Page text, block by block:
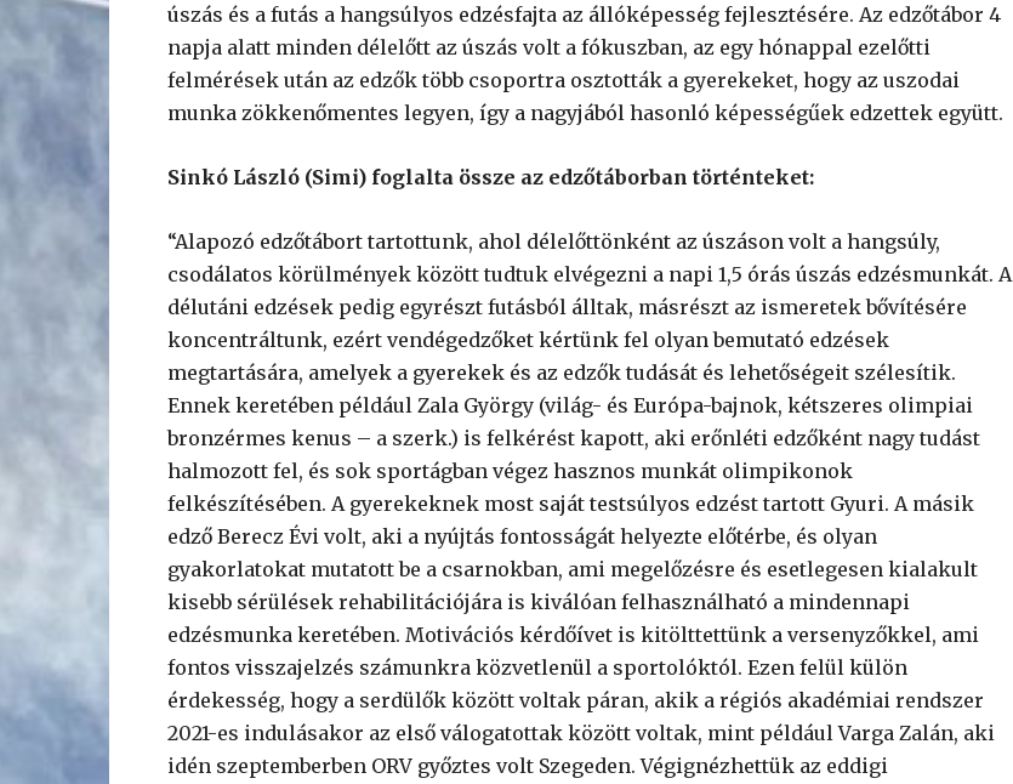
úszás és a futás a hangsúlyos edzésfajta az állóképesség fejlesztésére. Az edzőtábor 4
napja alatt minden délelőtt az úszás volt a fókuszban, az egy hónappal ezelőtti
felmérések után az edzők több csoportra osztották a gyerekeket, hogy az uszodai
munka zökkenőmentes legyen, így a nagyjából hasonló képességűek edzettek együtt.
Sinkó László (Simi) foglalta össze az edzőtáborban történteket:
“Alapozó edzőtábort tartottunk, ahol délelőttönként az úszáson volt a hangsúly,
csodálatos körülmények között tudtuk elvégezni a napi 1,5 órás úszás edzésmunkát. A
délutáni edzések pedig egyrészt futásból álltak, másrészt az ismeretek bővítésére
koncentráltunk, ezért vendégedzőket kértünk fel olyan bemutató edzések
megtartására, amelyek a gyerekek és az edzők tudását és lehetőségeit szélesítik.
Ennek keretében például Zala György (világ- és Európa-bajnok, kétszeres olimpiai
bronzérmes kenus – a szerk.) is felkérést kapott, aki erőnléti edzőként nagy tudást
halmozott fel, és sok sportágban végez hasznos munkát olimpikonok
felkészítésében. A gyerekeknek most saját testsúlyos edzést tartott Gyuri. A másik
edző Berecz Évi volt, aki a nyújtás fontosságát helyezte előtérbe, és olyan
gyakorlatokat mutatott be a csarnokban, ami megelőzésre és esetlegesen kialakult
kisebb sérülések rehabilitációjára is kiválóan felhasználható a mindennapi
edzésmunka keretében. Motivációs kérdőívet is kitölttettünk a versenyzőkkel, ami
fontos visszajelzés számunkra közvetlenül a sportolóktól. Ezen felül külön
érdekesség, hogy a serdülők között voltak páran, akik a régiós akadémiai rendszer
2021-es indulásakor az első válogatottak között voltak, mint például Varga Zalán, aki
idén szeptemberben ORV győztes volt Szegeden. Végignézhettük az eddigi